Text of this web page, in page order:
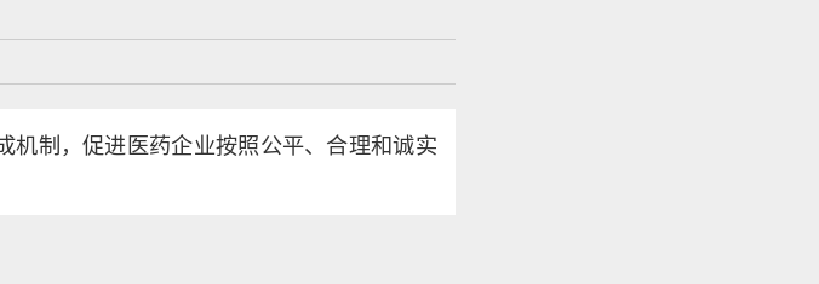
制，促进医药企业按照公平、合理和诚实